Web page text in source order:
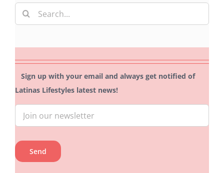
Search
for:
Sign up with your email and always get notified of
Latinas Lifestyles latest news!